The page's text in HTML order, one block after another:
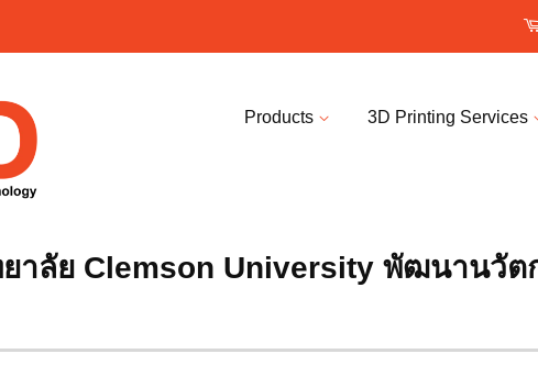
Products 3D Printing Services
าลัย Clemson University พัฒนานวัต